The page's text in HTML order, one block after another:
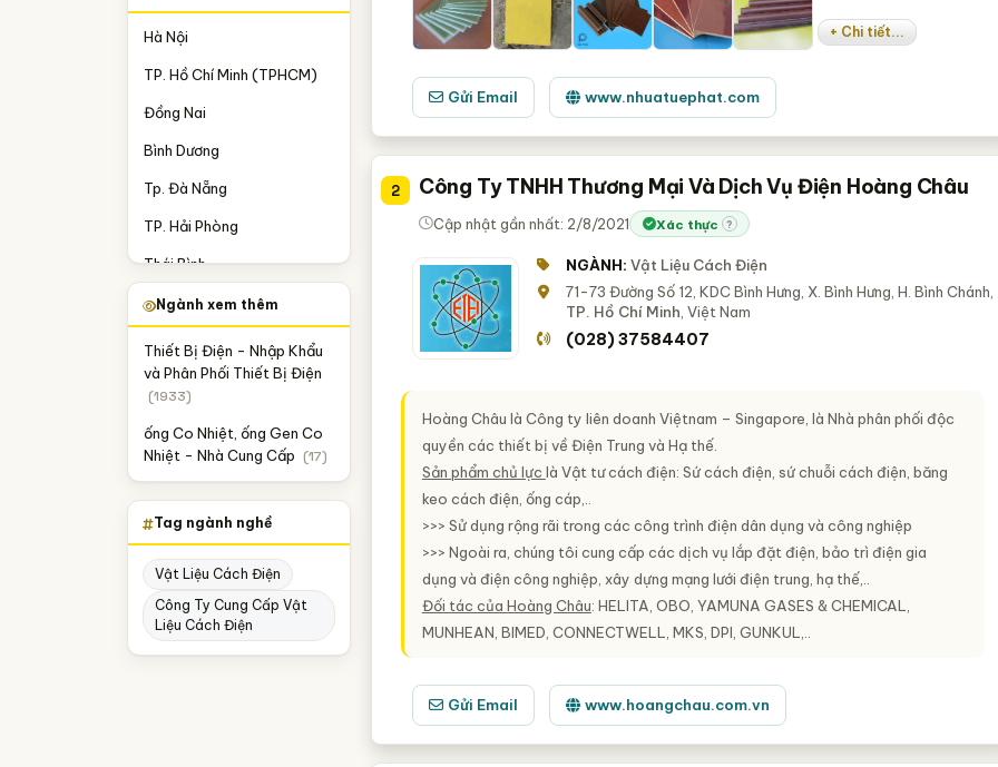
Hà Nội
TP. Hồ Chí Minh (TPHCM)
Đồng Nai
Bình Dương
Tp. Đà Nẵng
TP. Hải Phòng
Thái Bình
TP. Cần Thơ
Vĩnh Phúc
Ngành xem thêm
Thiết Bị Điện - Nhập Khẩu
và Phân Phối Thiết Bị Điện
(1933)
ống Co Nhiệt, ống Gen Co
Nhiệt - Nhà Cung Cấp (17)
Tag ngành nghề
Vật Liệu Cách Điện
Công Ty Cung Cấp Vật
Liệu Cách Điện
+ Chi tiết...
Gửi Email www.nhuatuephat.com
2 Công Ty TNHH Thương Mại Và Dịch Vụ Điện Hoàng Châu
Cập nhật gần nhất: 2/8/2021 Xác thực ?
NGÀNH: Vật Liệu Cách Điện
71-73 Đường Số 12, KDC Bình Hưng, X. Bình Hưng, H. Bình Chánh,
TP. Hồ Chí Minh , Việt Nam
(028) 37584407
Hoàng Châu là Công ty liên doanh Việtnam – Singapore, là Nhà phân phối độc
quyền các thiết bị về Điện Trung và Hạ thế.
Sản phẩm chủ lực là Vật tư cách điện: Sứ cách điện, sứ chuỗi cách điện, băng
keo cách điện, ống cáp,..
>>> Sử dụng rộng rãi trong các công trình điện dân dụng và công nghiệp
>>> Ngoài ra, chúng tôi cung cấp các dịch vụ lắp đặt điện, bảo trì điện gia
dụng và điện công nghiệp, xây dựng mạng lưới điện trung, hạ thế,..
Đối tác của Hoàng Châu: HELITA, OBO, YAMUNA GASES & CHEMICAL,
MUNHEAN, BIMED, CONNECTWELL, MKS, DPI, GUNKUL,..
Gửi Email www.hoangchau.com.vn